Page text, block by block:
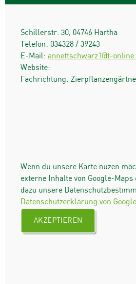
Schillerstr. 30, 04746 Hartha
Telefon: 034328 / 39243
E-Mail: annettschwarz1@t-
Website:
Fachrichtung:
Wenn du unsere Karte nuzen
externe Inhalte von Google-Maps
dazu unsere
Datenschutzerklärung von Google
AKZEPTIEREN